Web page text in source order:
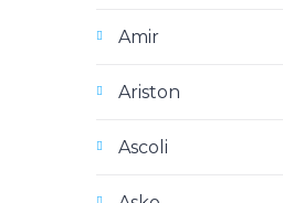
Amir
Ariston
Ascoli